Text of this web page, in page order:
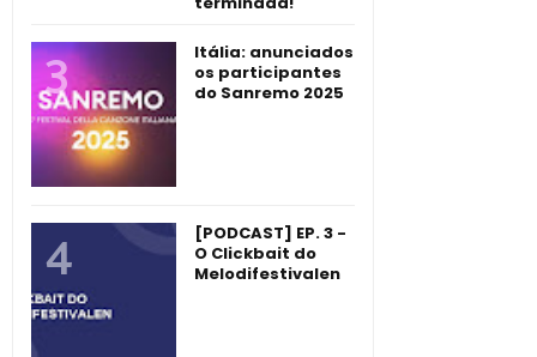
Itália: anunciados
os participantes
do Sanremo 2025
[PODCAST] EP. 3 -
O Clickbait do
Melodifestivalen